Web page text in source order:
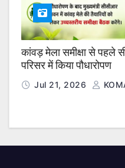
कांवड़ मेला समीक्षा से पहले
परिसर में किया पौधारोपण
Jul 21, 2026